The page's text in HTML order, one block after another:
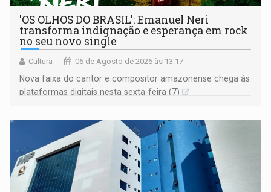
'OS OLHOS DO BRASIL': Emanuel Neri
transforma indignação e esperança em rock
no seu novo single
Cultura 06 de Agosto de 2026 às 13:17
Nova faixa do cantor e compositor amazonense chega às
plataformas digitais nesta sexta-feira (7)